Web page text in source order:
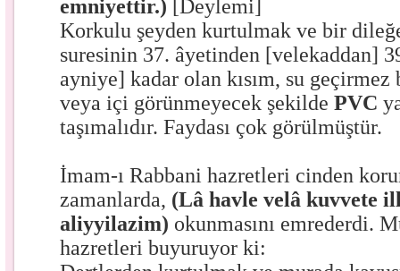
emniyettir.) [Deylemi]
Korkulu şeyden kurtulmak ve bir
suresinin 37. âyetinden [velekaddan]
ayniye] kadar olan kısım, su geçirmez
veya içi görünmeyecek şekildePVC
taşımalıdır. Faydası çok görülmüştür.
İmam-ı Rabbani hazretleri cinden
zamanlarda, (Lâ havle velâ kuvvete
aliyyilazim) okunmasını emrederdi.
hazretleri buyuruyor ki: